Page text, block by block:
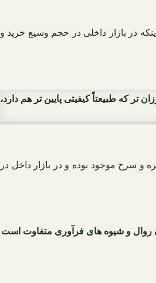
در بازار داخلی در حجم وسیع خرید و
که طبیعتاً کیفیتی پایین‌ تر هم دارد،
روال و شیوه های فرآوری متفاوت است